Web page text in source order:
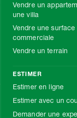
Vendre un
une villa
Vendre une surface
commerciale
Vendre un terrain
ESTIMER
Estimer en ligne
Estimer avec un
Demander une